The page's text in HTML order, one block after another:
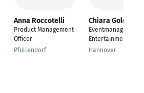
Anna Roccotelli
Product Management
Officer
Pfullendorf
Chiara Goldbeck
Eventmanagement &
Entertainment
Hannover